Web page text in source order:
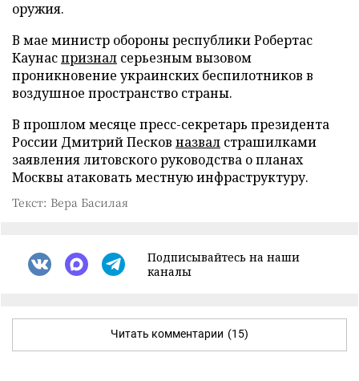
оружия.
В мае министр обороны республики Робертас
Каунаспризнал серьезным вызовом
проникновение украинских беспилотников в
воздушное пространство страны.
В прошлом месяце пресс-секретарь президента
России Дмитрий Песков назвал страшилками
заявления литовского руководства о планах
Москвы атаковать местную инфраструктуру.
Текст: Вера Басилая
Подписывайтесь на наши
каналы
Читать комментарии (15)